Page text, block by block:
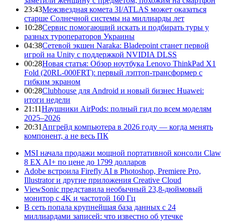
23:43Межзвездная комета 3I/ATLAS может оказаться
старше Солнечной системы на миллиарды лет
10:28Сервис помогающий искать и подбирать туры у
разных туроператоров Украины
04:38Сетевой экшен Naraka: Bladepoint станет первой
игрой на Unity с поддержкой NVIDIA DLSS
00:28Новая статья: Обзор ноутбука Lenovo ThinkPad X1
Fold (20RL-000FRT): первый лэптоп-трансформер с
гибким экраном
00:28Clubhouse для Android и новый бизнес Huawei:
итоги недели
21:11Наушники AirPods: полный гид по всем моделям
2025–2026
20:31 Апгрейд компьютера в 2026 году — когда менять
компонент, а не весь ПК
MSI начала продажи мощной портативной консоли Claw
8 EX AI+ по цене до 1799 долларов
Adobe встроила Firefly AI в Photoshop, Premiere Pro,
Illustrator и другие приложения Creative Cloud
ViewSonic представила необычный 23,8-дюймовый
монитор с 4K и частотой 160 Гц
В сеть попала крупнейшая база данных с 24
миллиардами записей: что известно об утечке